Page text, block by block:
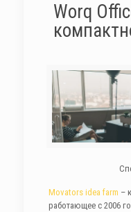
Worq
Movators idea farm –
работающее с 2006